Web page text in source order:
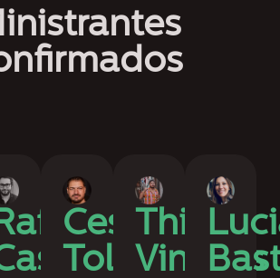
Cesar
Toledo
Thiago
Vinícius